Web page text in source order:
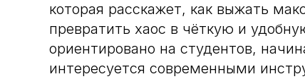
которая расскажет, как выжать
превратить хаос в чёткую и
ориентировано на студентов,
интересуется современными